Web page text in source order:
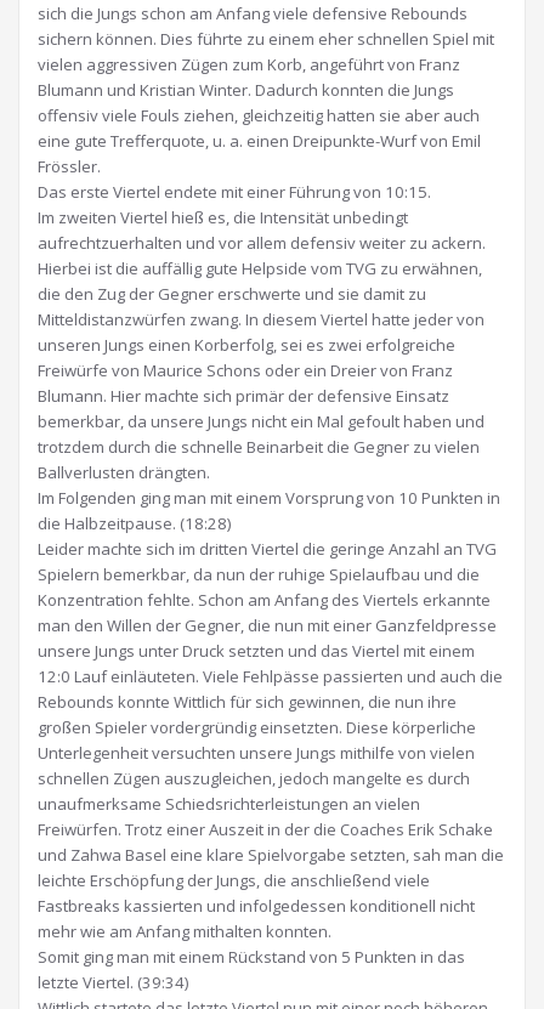
sich die Jungs schon am Anfang viele defensive Rebounds
sichern können. Dies führte zu einem eher schnellen Spiel mit
vielen aggressiven Zügen zum Korb, angeführt von Franz
Blumann und Kristian Winter. Dadurch konnten die Jungs
offensiv viele Fouls ziehen, gleichzeitig hatten sie aber auch
eine gute Trefferquote, u. a. einen Dreipunkte-Wurf von Emil
Frössler.
Das erste Viertel endete mit einer Führung von 10:15.
Im zweiten Viertel hieß es, die Intensität unbedingt
aufrechtzuerhalten und vor allem defensiv weiter zu ackern.
Hierbei ist die auffällig gute Helpside vom TVG zu erwähnen,
die den Zug der Gegner erschwerte und sie damit zu
Mitteldistanzwürfen zwang. In diesem Viertel hatte jeder von
unseren Jungs einen Korberfolg, sei es zwei erfolgreiche
Freiwürfe von Maurice Schons oder ein Dreier von Franz
Blumann. Hier machte sich primär der defensive Einsatz
bemerkbar, da unsere Jungs nicht ein Mal gefoult haben und
trotzdem durch die schnelle Beinarbeit die Gegner zu vielen
Ballverlusten drängten.
Im Folgenden ging man mit einem Vorsprung von 10 Punkten in
die Halbzeitpause. (18:28)
Leider machte sich im dritten Viertel die geringe Anzahl an TVG
Spielern bemerkbar, da nun der ruhige Spielaufbau und die
Konzentration fehlte. Schon am Anfang des Viertels erkannte
man den Willen der Gegner, die nun mit einer Ganzfeldpresse
unsere Jungs unter Druck setzten und das Viertel mit einem
12:0 Lauf einläuteten. Viele Fehlpässe passierten und auch die
Rebounds konnte Wittlich für sich gewinnen, die nun ihre
großen Spieler vordergründig einsetzten. Diese körperliche
Unterlegenheit versuchten unsere Jungs mithilfe von vielen
schnellen Zügen auszugleichen, jedoch mangelte es durch
unaufmerksame Schiedsrichterleistungen an vielen
Freiwürfen. Trotz einer Auszeit in der die Coaches Erik Schake
und Zahwa Basel eine klare Spielvorgabe setzten, sah man die
leichte Erschöpfung der Jungs, die anschließend viele
Fastbreaks kassierten und infolgedessen konditionell nicht
mehr wie am Anfang mithalten konnten.
Somit ging man mit einem Rückstand von 5 Punkten in das
letzte Viertel. (39:34)